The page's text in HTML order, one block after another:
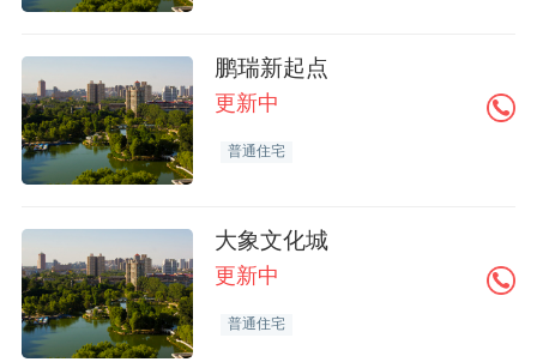
鹏瑞新起点
更新中
普通住宅
大象文化城
更新中
普通住宅